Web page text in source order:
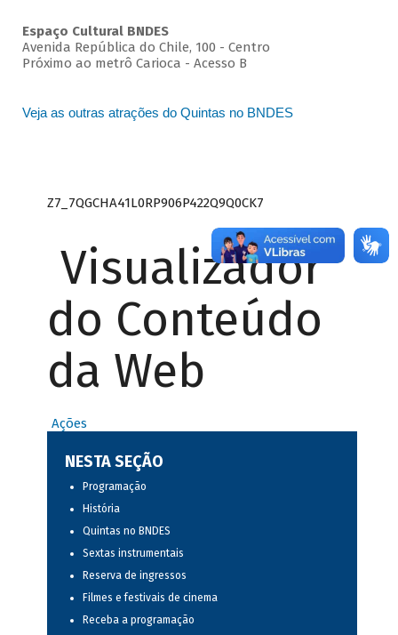
Espaço Cultural BNDES
Avenida República do Chile, 100 - Centro
Próximo ao metrô Carioca - Acesso B
Veja as outras atrações do Quintas no BNDES
Z7_7QGCHA41L0RP906P422Q9Q0CK7
Visualizador
do Conteúdo
da Web
Ações
NESTA SEÇÃO
Programação
História
Quintas no BNDES
Sextas instrumentais
Reserva de ingressos
Filmes e festivais de cinema
Receba a programação